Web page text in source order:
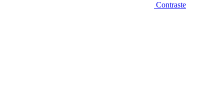
Contraste